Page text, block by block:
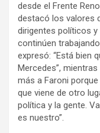
desde el Frente
destacó los valores
dirigentes políticos
continúen
expresó: “Está bien
Mercedes”,
más a Faroni
que viene de otro
política y la gente.
es nuestro”.